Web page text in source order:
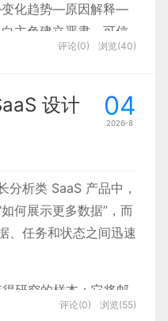
变化趋势—原因解释—
主色建立严肃、可信
承担状态、增长与主行
究的，并不是极简风
评论(0) 浏览(40)
04
2026-8
设计
分析类 SaaS 产品中，
何展示更多数据”，而
、任务和状态之间迅速
研究的样本：它将邮
阅增长、自动化流程、
评论(0) 浏览(55)